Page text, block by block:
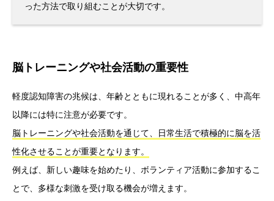
った方法で取り組むことが大切です。
脳トレーニングや社会活動の重要性
軽度認知障害の兆候は、年齢とともに現れることが多く、中高年
以降には特に注意が必要です。
脳トレーニングや社会活動を通じて、日常生活で積極的に脳を活
性化させることが重要となります。
例えば、新しい趣味を始めたり、ボランティア活動に参加するこ
とで、多様な刺激を受け取る機会が増えます。